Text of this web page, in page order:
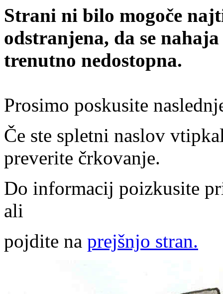
Strani ni bilo mogoče
odstranjena, da se
trenutno nedostopna.
Prosimo poskusite
Če ste spletni naslov
preverite črkovanje.
Do informacij poizkusite
ali
pojdite na prejšnjo stran.